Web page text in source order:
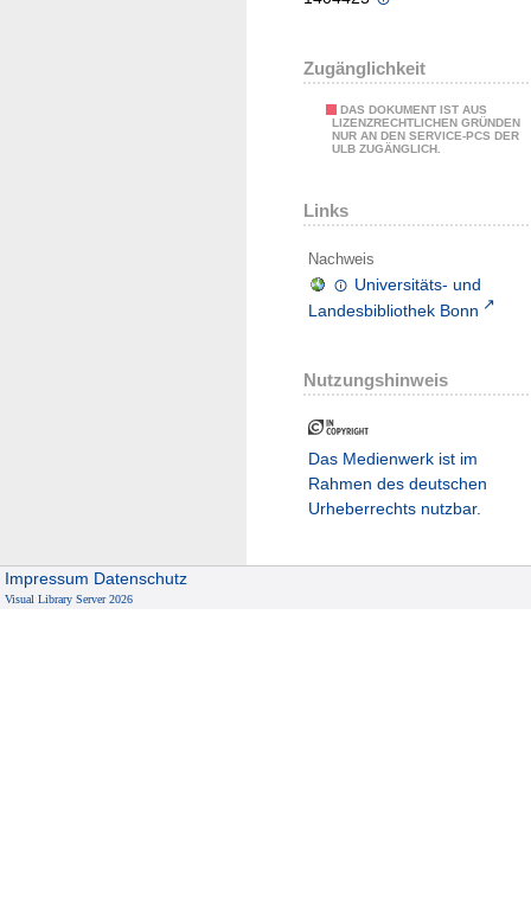
Zugänglichkeit
DAS DOKUMENT IST AUS
LIZENZRECHTLICHEN GRÜNDEN
NUR AN DEN SERVICE-PCS DER
ULB ZUGÄNGLICH.
Links
Nachweis
Universitäts- und
Landesbibliothek Bonn
Nutzungshinweis
Das Medienwerk ist im
Rahmen des deutschen
Urheberrechts nutzbar.
Impressum Datenschutz
Visual Library Server 2026